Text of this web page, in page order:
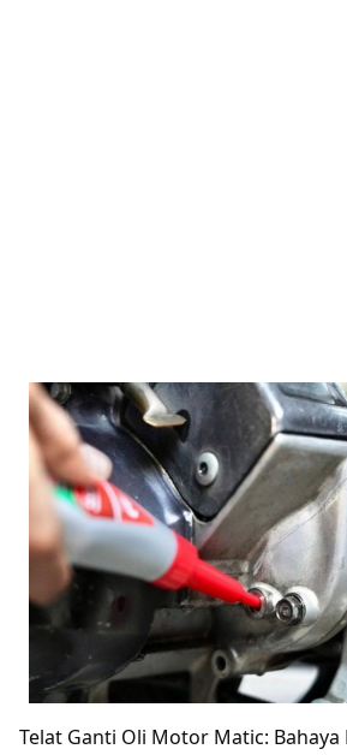
Telat Ganti Oli Motor Matic: Bahaya